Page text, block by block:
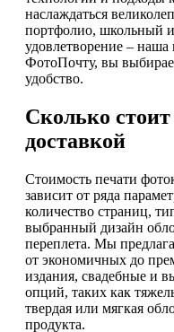
наслаждаться
портфолио, школьный
удовлетворение – наша
ФотоПочту, вы
удобство.
Сколько
доставкой
Стоимость печати
зависит от ряда
количество страниц,
выбранный дизайн
переплета. Мы
от экономичных до
издания, свадебные и
опций, таких как
твердая или мягкая
продукта.